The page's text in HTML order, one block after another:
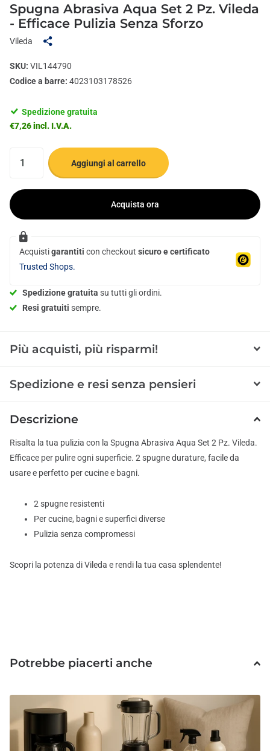
Spugna Abrasiva Aqua Set 2 Pz. Vileda
- Efficace Pulizia Senza Sforzo
Vileda
SKU: VIL144790
Codice a barre: 4023103178526
Spedizione gratuita
€7,26 incl. I.V.A.
Aggiungi al carrello
Acquista ora
Acquistigarantiti con checkout sicuro e certificato
Trusted Shops.
Spedizione gratuita su tutti gli ordini.
Resi gratuiti sempre.
Più acquisti, più risparmi!
Spedizione e resi senza pensieri
Descrizione
Risalta la tua pulizia con la Spugna Abrasiva Aqua Set 2 Pz. Vileda.
Efficace per pulire ogni superficie. 2 spugne durature, facile da
usare e perfetto per cucine e bagni.
2 spugne resistenti
Per cucine, bagni e superfici diverse
Pulizia senza compromessi
Scopri la potenza di Vileda e rendi la tua casa splendente!
Potrebbe piacerti anche